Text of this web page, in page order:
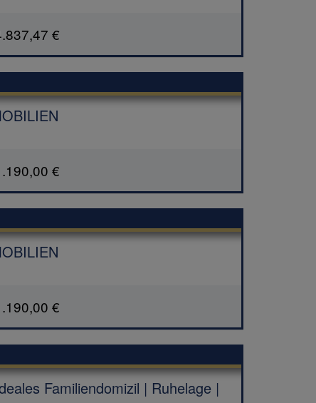
€
€
€
Familiendomizil | Ruhelage |